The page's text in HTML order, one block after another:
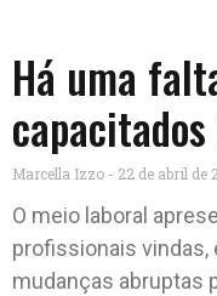
Há uma
Marcella Izzo 22 de abril de
O meio laboral
profissionais vindas,
mudanças abruptas